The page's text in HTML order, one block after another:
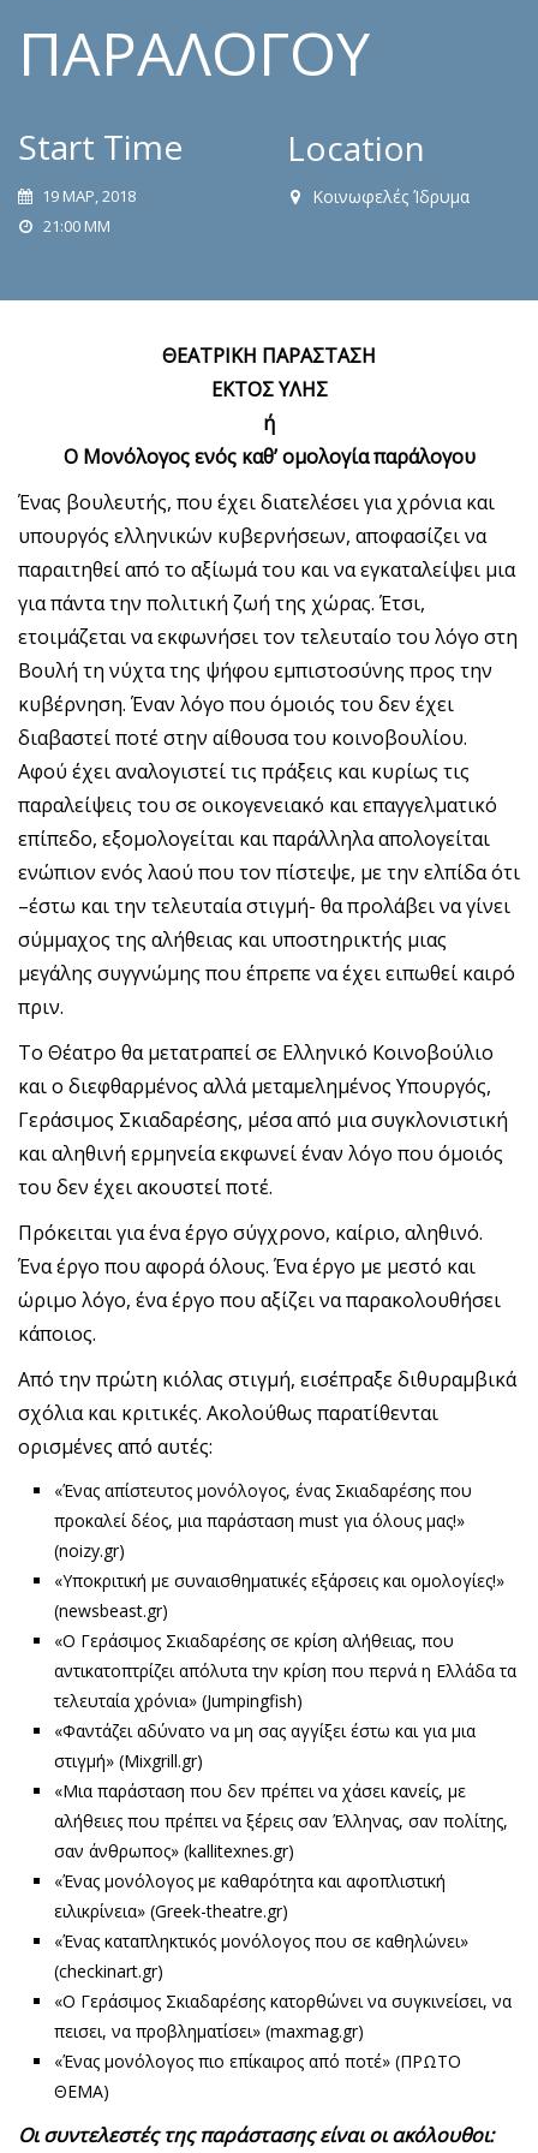
ΑΡΆΛΟΓΟΥ
Start Time
19 ΜΑΡ, 2018
21:00 ΜΜ
Location
Κοινωφελές Ίδρυμα
ΘΕΑΤΡΙΚΗ ΠΑΡΑΣΤΑΣΗ
ΕΚΤΟΣ ΥΛΗΣ
ή
Ο Μονόλογος ενός καθ’ ομολογία παράλογου
Ένας βουλευτής, που έχει διατελέσει για χρόνια και
υπουργός ελληνικών κυβερνήσεων, αποφασίζει να
παραιτηθεί από το αξίωμά του και να εγκαταλείψει μια
για πάντα την πολιτική ζωή της χώρας. Έτσι,
ετοιμάζεται να εκφωνήσει τον τελευταίο του λόγο στη
Βουλή τη νύχτα της ψήφου εμπιστοσύνης προς την
κυβέρνηση. Έναν λόγο που όμοιός του δεν έχει
διαβαστεί ποτέ στην αίθουσα του κοινοβουλίου.
Αφού έχει αναλογιστεί τις πράξεις και κυρίως τις
παραλείψεις του σε οικογενειακό και επαγγελματικό
επίπεδο, εξομολογείται και παράλληλα απολογείται
ενώπιον ενός λαού που τον πίστεψε, με την ελπίδα ότι
–έστω και την τελευταία στιγμή- θα προλάβει να γίνει
σύμμαχος της αλήθειας και υποστηρικτής μιας
μεγάλης συγγνώμης που έπρεπε να έχει ειπωθεί καιρό
πριν.
Το Θέατρο θα μετατραπεί σε Ελληνικό Κοινοβούλιο
και ο διεφθαρμένος αλλά μεταμελημένος Υπουργός,
Γεράσιμος Σκιαδαρέσης, μέσα από μια συγκλονιστική
και αληθινή ερμηνεία εκφωνεί έναν λόγο που όμοιός
του δεν έχει ακουστεί ποτέ.
Πρόκειται για ένα έργο σύγχρονο, καίριο, αληθινό.
Ένα έργο που αφορά όλους. Ένα έργο με μεστό και
ώριμο λόγο, ένα έργο που αξίζει να παρακολουθήσει
κάποιος.
Από την πρώτη κιόλας στιγμή, εισέπραξε διθυραμβικά
σχόλια και κριτικές. Ακολούθως παρατίθενται
ορισμένες από αυτές:
«Ένας απίστευτος μονόλογος, ένας Σκιαδαρέσης που
προκαλεί δέος, μια παράσταση must για όλους μας!»
(noizy.gr)
«Υποκριτική με συναισθηματικές εξάρσεις και ομολογίες!»
(newsbeast.gr)
«Ο Γεράσιμος Σκιαδαρέσης σε κρίση αλήθειας, που
αντικατοπτρίζει απόλυτα την κρίση που περνά η Ελλάδα τα
τελευταία χρόνια» (Jumpingfish)
«Φαντάζει αδύνατο να μη σας αγγίξει έστω και για μια
στιγμή» (Mixgrill.gr)
«Μια παράσταση που δεν πρέπει να χάσει κανείς, με
αλήθειες που πρέπει να ξέρεις σαν Έλληνας, σαν πολίτης,
σαν άνθρωπος» (kallitexnes.gr)
«Ένας μονόλογος με καθαρότητα και αφοπλιστική
ειλικρίνεια» (Greek-theatre.gr)
«Ένας καταπληκτικός μονόλογος που σε καθηλώνει»
(checkinart.gr)
«Ο Γεράσιμος Σκιαδαρέσης κατορθώνει να συγκινείσει, να
πεισει, να προβληματίσει» (maxmag.gr)
«Ένας μονόλογος πιο επίκαιρος από ποτέ» (ΠΡΩΤΟ
ΘΕΜΑ)
Οι συντελεστές της παράστασης είναι οι ακόλουθοι: